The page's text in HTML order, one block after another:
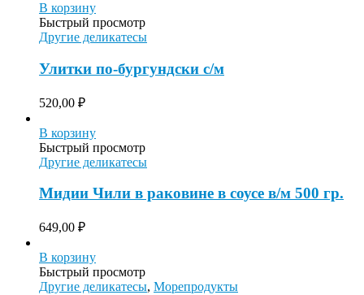
В корзину
Быстрый просмотр
Другие деликатесы
Улитки по-бургундски с/м
520,00 ₽
В корзину
Быстрый просмотр
Другие деликатесы
Мидии Чили в раковине в соусе в/м 500 гр.
649,00 ₽
В корзину
Быстрый просмотр
Другие деликатесы, Морепродукты